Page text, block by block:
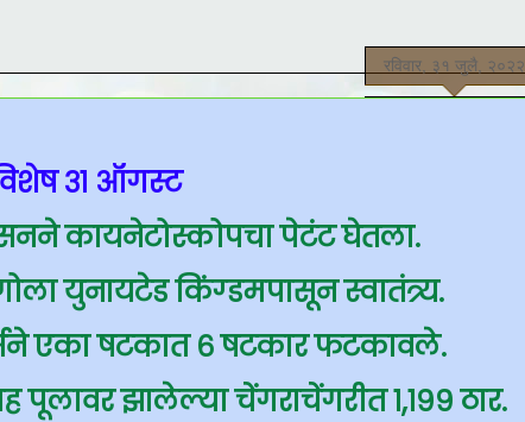
रविवार, ३१ जुलै, २०२२
३१ ऑगस्ट
कायनेटोस्कोपचा पेटंट घेतला.
युनायटेड किंग्डमपासून स्वातंत्र्य.
एका षटकात ६ षटकार फटकावले.
झालेल्या चेंगराचेंगरीत १,१९९ ठार.